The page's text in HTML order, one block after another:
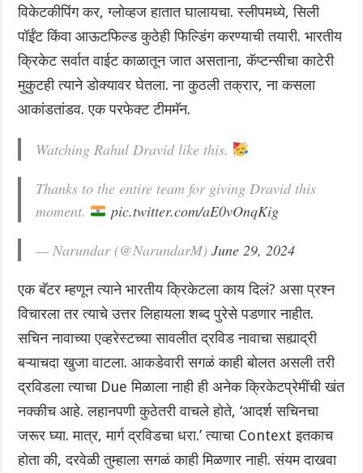
विकेटकीपिंग कर, ग्लोव्हज हातात घालायचा. स्लीपमध्ये, सिली
पॉईंट किंवा आऊटफिल्ड कुठेही फिल्डिंग करण्याची तयारी. भारतीय
क्रिकेट सर्वात वाईट काळातून जात असताना, कॅप्टन्सीचा काटेरी
मुकुटही त्याने डोक्यावर घेतला. ना कुठली तक्रार, ना कसला
आकांडतांडव. एक परफेक्ट टीममॅन.
Watching Rahul Dravid like this.
Thanks to the entire team for giving Dravid this
moment.
pic.twitter.com/aE0vOnqKig
— Narundar (@NarundarM)June 29, 2024
एक बॅटर म्हणून त्याने भारतीय क्रिकेटला काय दिलं? असा प्रश्न
विचारला तर त्याचे उत्तर लिहायला शब्द पुरेसे पडणार नाहीत.
सचिन नावाच्या एव्हरेस्टच्या सावलीत द्रविड नावाचा सह्याद्री
बऱ्याचदा खुजा वाटला. आकडेवारी सगळं काही बोलत असली तरी
द्रविडला त्याचा Due मिळाला नाही ही अनेक क्रिकेटप्रेमींची खंत
नक्कीच आहे. लहानपणी कुठेतरी वाचले होते, ‘आदर्श सचिनचा
जरूर घ्या. मात्र, मार्ग द्रविडचा धरा.’ त्याचा Context इतकाच
होता की, दरवेळी तुम्हाला सगळं काही मिळणार नाही. संयम दाखवा